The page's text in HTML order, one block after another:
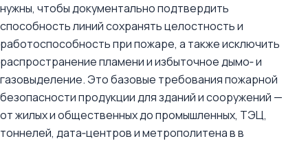
нужны, чтобы документально подтвердить
способность линий сохранять целостность и
работоспособность при пожаре, а также исключить
распространение пламени и избыточное дымо‑ и
газовыделение. Это базовые требования пожарной
безопасности продукции для зданий и сооружений —
от жилых и общественных до промышленных, ТЭЦ,
тоннелей, дата‑центров и метрополитена в в